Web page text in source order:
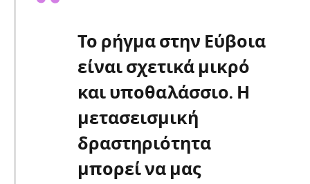
Το ρήγμα στην Εύβοια
είναι σχετικά μικρό
και υποθαλάσσιο. Η
μετασεισμική
δραστηριότητα
μπορεί να μας